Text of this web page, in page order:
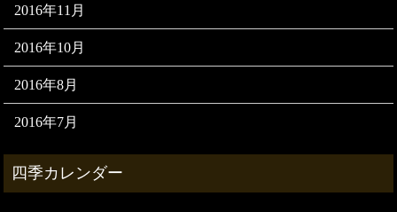
2016年11月
2016年10月
2016年8月
2016年7月